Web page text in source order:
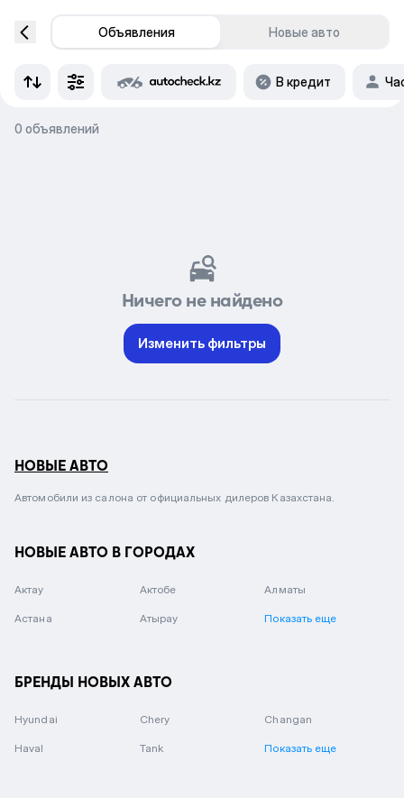
Объявления Новые авто
В кредит
0 объявлений
Ничего не найдено
Изменить фильтры
НОВЫЕ АВТО
Автомобили из салона от официальных дилеров Казахстана.
НОВЫЕ АВТО В ГОРОДАХ
Актау Актобе Алматы
Астана Атырау Показать еще
БРЕНДЫ НОВЫХ АВТО
Hyundai Chery Changan
Haval Tank Показать еще